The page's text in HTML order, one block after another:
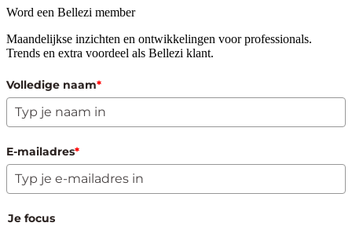
Word een Bellezi member
Maandelijkse inzichten en ontwikkelingen voor professionals.
Trends en extra voordeel als Bellezi klant.
Volledige naam*
E-mailadres*
Je focus